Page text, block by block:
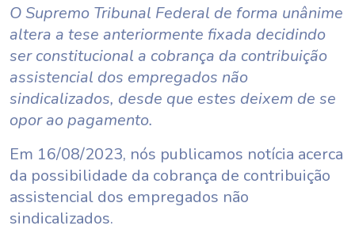
O Supremo Tribunal Federal de forma unânime
altera a tese anteriormente fixada decidindo
ser constitucional a cobrança da contribuição
assistencial dos empregados não
sindicalizados, desde que estes deixem de se
opor ao pagamento.
Em 16/08/2023, nós publicamos notícia acerca
da possibilidade da cobrança de contribuição
assistencial dos empregados não
sindicalizados.